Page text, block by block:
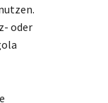
oder